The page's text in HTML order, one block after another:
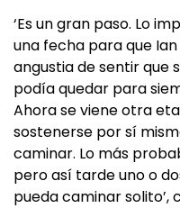
‘Es un gran paso. Lo
una fecha para que
angustia de sentir que
podía quedar para
Ahora se viene otra
sostenerse por sí
caminar. Lo más
pero así tarde uno o
pueda caminar solito’,